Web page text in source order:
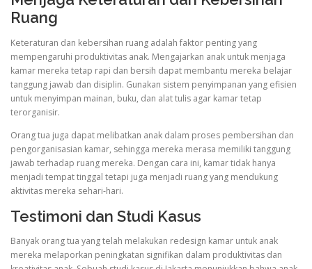
Ruang
Keteraturan dan kebersihan ruang adalah faktor penting yang
mempengaruhi produktivitas anak. Mengajarkan anak untuk menjaga
kamar mereka tetap rapi dan bersih dapat membantu mereka belajar
tanggung jawab dan disiplin. Gunakan sistem penyimpanan yang efisien
untuk menyimpan mainan, buku, dan alat tulis agar kamar tetap
terorganisir.
Orang tua juga dapat melibatkan anak dalam proses pembersihan dan
pengorganisasian kamar, sehingga mereka merasa memiliki tanggung
jawab terhadap ruang mereka. Dengan cara ini, kamar tidak hanya
menjadi tempat tinggal tetapi juga menjadi ruang yang mendukung
aktivitas mereka sehari-hari.
Testimoni dan Studi Kasus
Banyak orang tua yang telah melakukan redesign kamar untuk anak
mereka melaporkan peningkatan signifikan dalam produktivitas dan